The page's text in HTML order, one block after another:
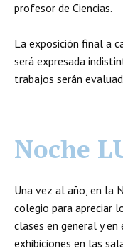
Noche
Una vez al año, en la
colegio para apreciar
clases en general y
exhibiciones en las
profesor de Ciencias.
La exposición final a
será expresada
trabajos serán